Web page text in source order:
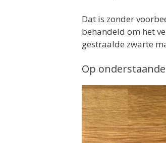
Dat is zonder
behandeld om het
gestraalde zwarte
Op